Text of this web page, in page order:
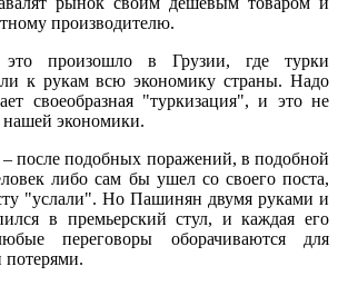
производителю.
произошло в Грузии, где турки
к рукам всю экономику страны. Надо
своеобразная "туркизация", и это не
нашей экономики.
после подобных поражений, в подобной
либо сам бы ушел со своего поста,
"услали". Но Пашинян двумя руками и
в премьерский стул, и каждая его
переговоры оборачиваются для